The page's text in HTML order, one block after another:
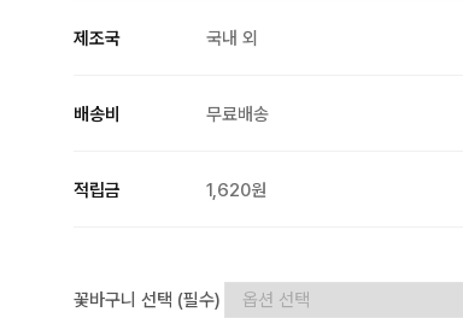
제조국 국내 외
배송비 무료배송
적립금 1,620원
꽃바구니 선택 (필수)